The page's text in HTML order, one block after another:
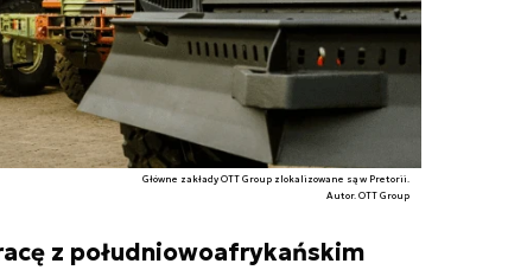
Główne zakłady OTT Group zlokalizowane są w Pretorii.
Autor. OTT Group
z południowoafrykańskim